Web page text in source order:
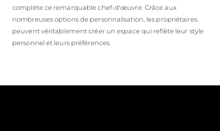
complète ce remarquable chef-d'œuvre. Grâce aux
nombreuses options de personnalisation, les propriétaires
peuvent véritablement créer un espace qui reflète leur style
personnel et leurs préférences.